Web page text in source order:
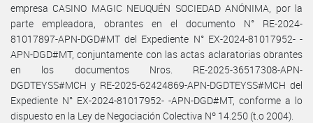
empresa CASINO MAGIC NEUQUÉN SOCIEDAD ANÓNIMA, por la
parte empleadora, obrantes en el documento N° RE-2024-
81017897-APN-DGD#MT del Expediente N° EX-2024-81017952- -
APN-DGD#MT, conjuntamente con las actas aclaratorias obrantes
en los documentos Nros. RE-2025-36517308-APN-
DGDTEYSS#MCH y RE-2025-62424869-APN-DGDTEYSS#MCH del
Expediente N° EX-2024-81017952- -APN-DGD#MT, conforme a lo
dispuesto en la Ley de Negociación Colectiva Nº 14.250 (t.o 2004).